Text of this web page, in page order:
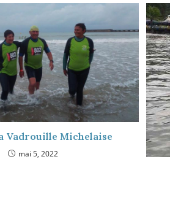
Vadrouille Michelaise
mai 5, 2022